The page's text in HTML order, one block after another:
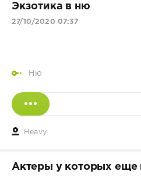
Экзотика в ню
27/10/2020 07:37
Ню
Heavy
Актеры у которых еще